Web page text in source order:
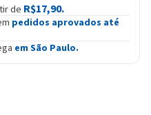
de R$17,90.
pedidos aprovados até
em São Paulo.